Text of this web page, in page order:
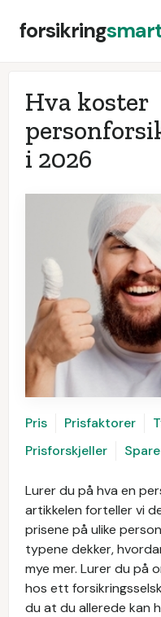
forsikring
Hva koster
i 2026
Pris Prisfaktorer
Prisforskjeller
Lurer du på hva en
artikkelen forteller vi
prisene på ulike
typene dekker,
mye mer. Lurer du på
hos ett
du at du allerede kan